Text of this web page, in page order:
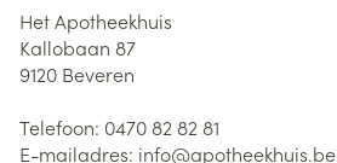
Het Apotheekhuis
Kallobaan 87
9120 Beveren
Telefoon: 0470 82 82 81
E-mailadres: info@apotheekhuis.be